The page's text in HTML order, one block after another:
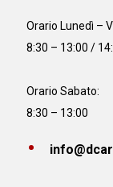
Orario Lunedì –
8:30 – 13:00 /
Orario Sabato:
8:30 – 13:00